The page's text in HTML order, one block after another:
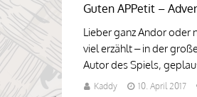
Guten APPetit –
Lieber ganz Andor oder
viel erzählt – in der
Autor des Spiels,
Kaddy 10. April 2017